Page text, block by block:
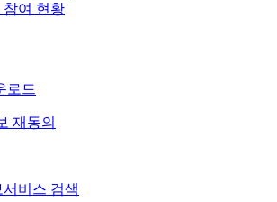
참여 현황
로드
재동의
비스 검색